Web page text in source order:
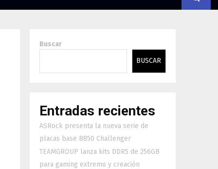
Buscar
BUSCAR
Entradas recientes
ASRock presenta la nueva serie de
placas base B850 Challenger
TEAMGROUP lanza kits DDR5 de 256GB
para gaming extremo y creación